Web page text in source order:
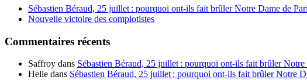
Sébastien Béraud, 25 juillet : pourquoi ont-ils fait brûler Notre Dame de
Nouvelle victoire des complotistes
Commentaires récents
Saffroy dans Sébastien Béraud, 25 juillet : pourquoi ont-ils fait brûler Notre
Helie dans Sébastien Béraud, 25 juillet : pourquoi ont-ils fait brûler Notre